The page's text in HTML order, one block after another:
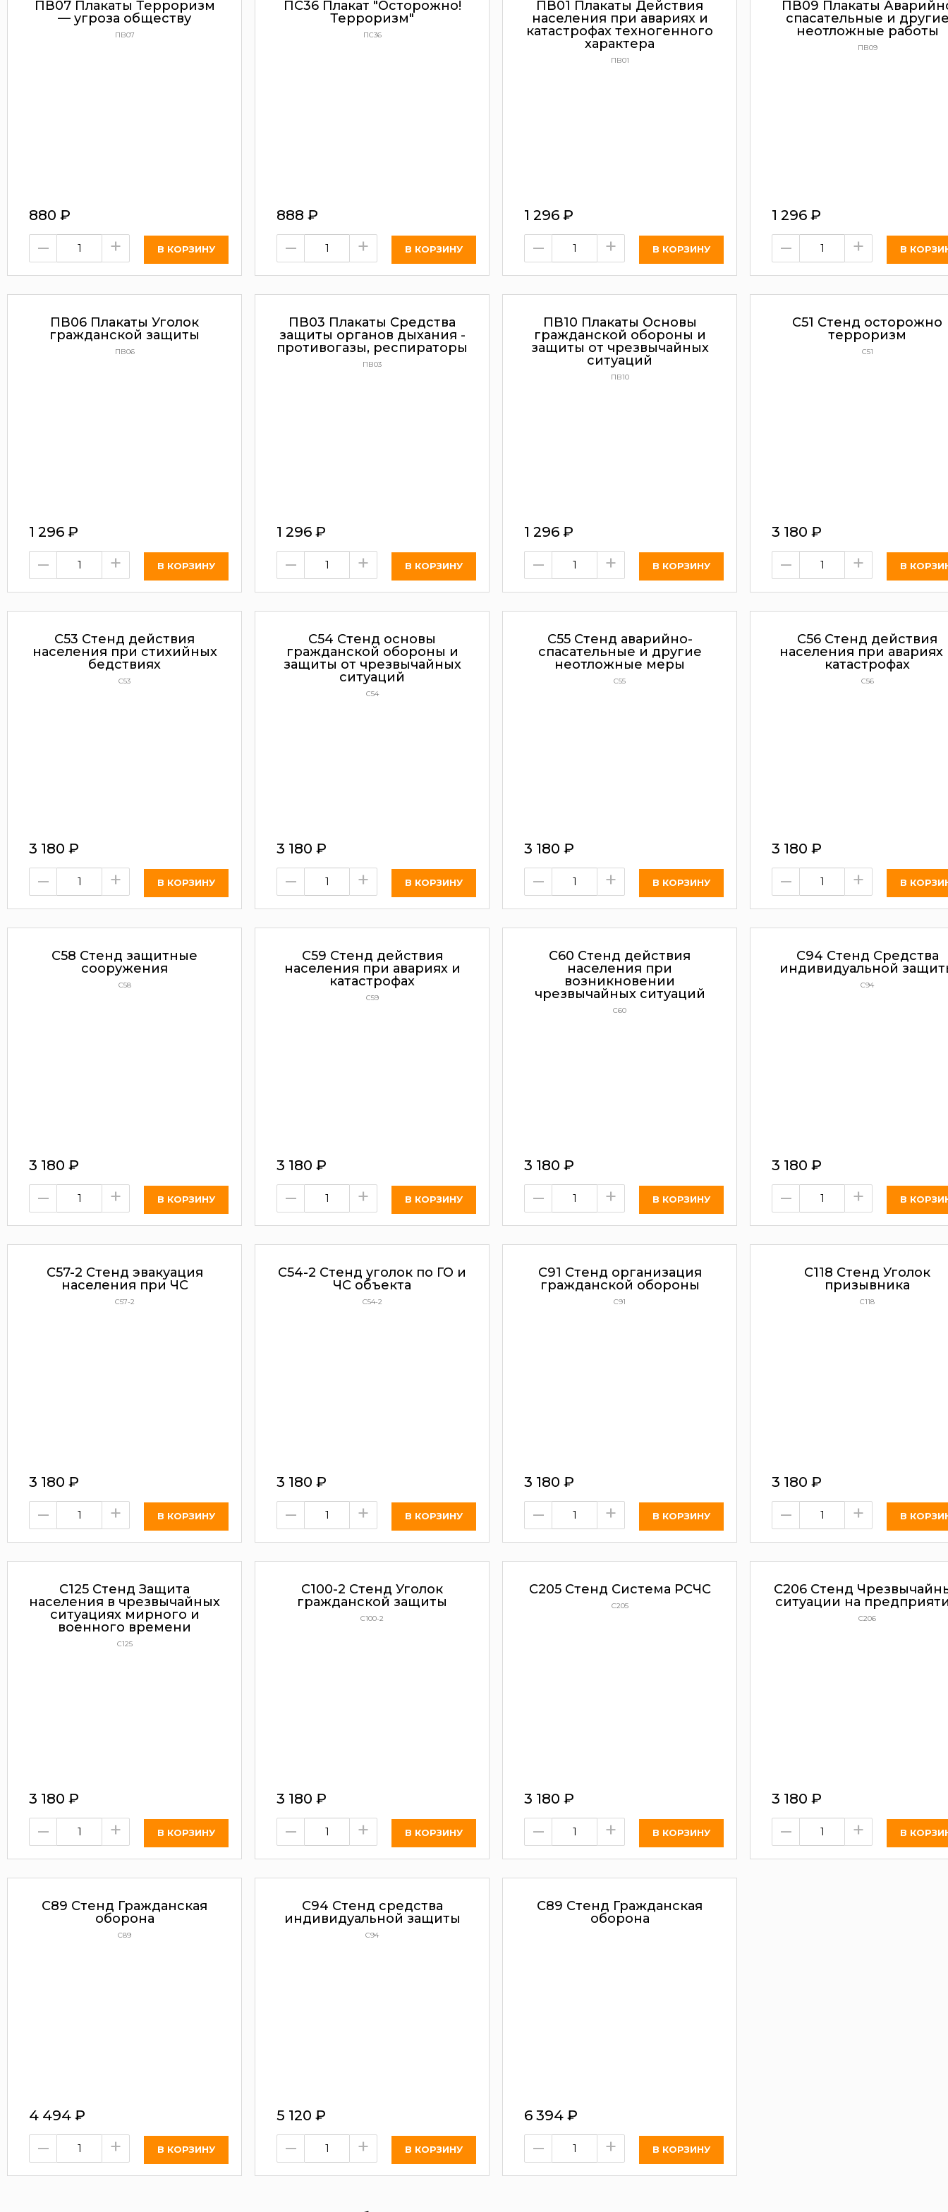
ПВ07 Плакаты Терроризм
— угроза обществу
ПВ07
880 ₽
– +
ПС36 Плакат "Осторожно!
Терроризм"
ПС36
888 ₽
– +
ПВ01 Плакаты Действия
населения при авариях и
катастрофах техногенного
характера
ПВ01
1 296 ₽
– +
ПВ09 Плакаты
спасательные и
неотложные работы
ПВ09
1 296 ₽
– +
ПВ06 Плакаты Уголок
гражданской защиты
ПВ06
1 296 ₽
– +
ПВ03 Плакаты Средства
защиты органов дыхания -
противогазы, респираторы
ПВ03
1 296 ₽
– +
ПВ10 Плакаты Основы
гражданской обороны и
защиты от чрезвычайных
ситуаций
ПВ10
1 296 ₽
– +
C51 Стенд осторожно
терроризм
C51
3 180 ₽
– +
С53 Стенд действия
населения при стихийных
бедствиях
С53
3 180 ₽
– +
С54 Стенд основы
гражданской обороны и
защиты от чрезвычайных
ситуаций
С54
3 180 ₽
– +
С55 Стенд аварийно-
спасательные и другие
неотложные меры
С55
3 180 ₽
– +
С56 Стенд действия
населения при авариях
катастрофах
С56
3 180 ₽
– +
С58 Стенд защитные
сооружения
С58
3 180 ₽
– +
С59 Стенд действия
населения при авариях и
катастрофах
С59
3 180 ₽
– +
С60 Стенд действия
населения при
возникновении
чрезвычайных ситуаций
С60
3 180 ₽
– +
С94 Стенд Средства
индивидуальной
С94
3 180 ₽
– +
С57-2 Стенд эвакуация
населения при ЧС
С57-2
3 180 ₽
– +
С54-2 Стенд уголок по ГО и
ЧС объекта
С54-2
3 180 ₽
– +
С91 Стенд организация
гражданской обороны
С91
3 180 ₽
– +
C118 Стенд Уголок
призывника
C118
3 180 ₽
– +
С125 Стенд Защита
населения в чрезвычайных
ситуациях мирного и
военного времени
С125
3 180 ₽
– +
С100-2 Стенд Уголок
гражданской защиты
С100-2
3 180 ₽
– +
С205 Стенд Система РСЧС
С205
3 180 ₽
– +
С206 Стенд
ситуации на
С206
3 180 ₽
– +
C89 Стенд Гражданская
оборона
C89
4 494 ₽
– +
C94 Стенд средства
индивидуальной защиты
C94
5 120 ₽
– +
С89 Стенд Гражданская
оборона
6 394 ₽
– +